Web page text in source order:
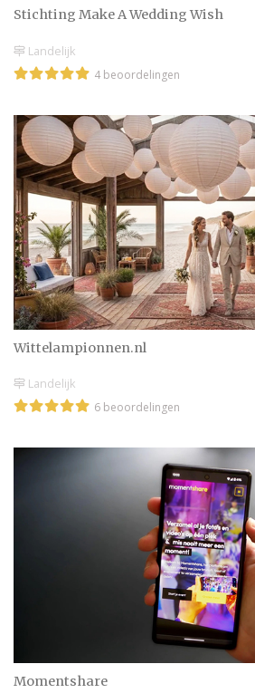
Stichting Make A Wedding Wish
Landelijk
4 beoordelingen
Wittelampionnen.nl
Landelijk
6 beoordelingen
Momentshare